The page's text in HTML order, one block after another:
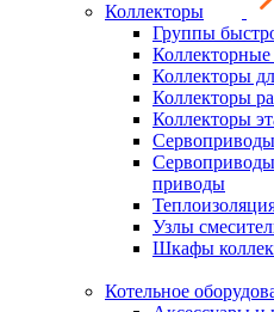
Коллекторы
Группы
Коллекторы
Коллекторы
Коллекторы
Сервоприводы
приводы
Узлы
Шкафы
Котельное